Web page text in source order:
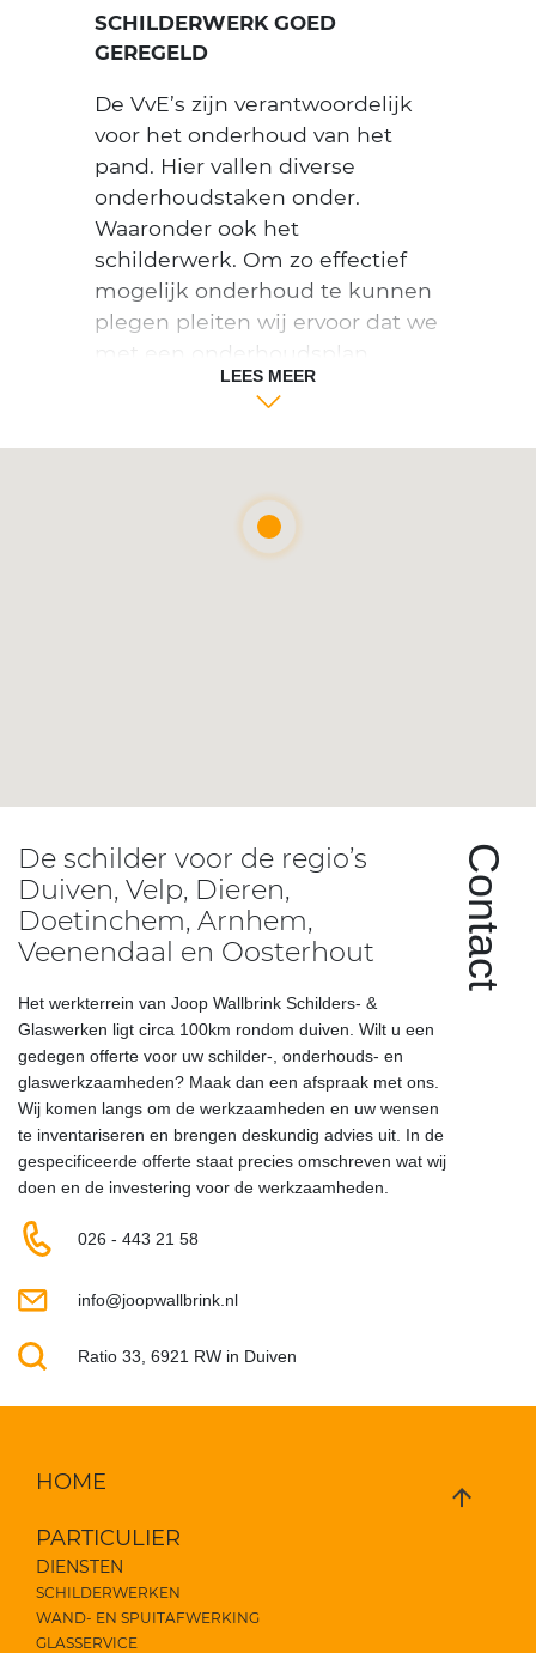
SCHILDERWERK GOED
GEREGELD
De VvE’s zijn verantwoordelijk
voor het onderhoud van het
pand. Hier vallen diverse
onderhoudstaken onder.
Waaronder ook het
schilderwerk. Om zo effectief
mogelijk onderhoud te kunnen
plegen pleiten wij ervoor dat we
met een onderhoudsplan
werken. Dit heeft met name het
enorme voordeel dat je een
budget kunt samenstellen en
meerdere jaren. Je voorkomt
hiermee dat de uitstraling en de
LEES MEER
De schilder voor de regio’s
Duiven, Velp, Dieren,
Doetinchem, Arnhem,
Veenendaal en Oosterhout
Het werkterrein van Joop Wallbrink Schilders- &
Glaswerken ligt circa 100km rondom duiven. Wilt u een
gedegen offerte voor uw schilder-, onderhouds- en
glaswerkzaamheden? Maak dan een afspraak met ons.
Wij komen langs om de werkzaamheden en uw wensen
te inventariseren en brengen deskundig advies uit. In de
gespecificeerde offerte staat precies omschreven wat wij
doen en de investering voor de werkzaamheden.
Contact
026 - 443 21 58
info@joopwallbrink.nl
Ratio 33, 6921 RW in Duiven
HOME
PARTICULIER
DIENSTEN
SCHILDERWERKEN
WAND- EN SPUITAFWERKING
GLASSERVICE